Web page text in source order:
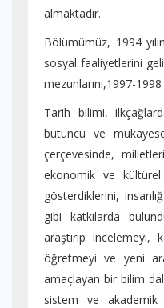
almaktadır.
Bölümümüz, 1994
sosyal faaliyetlerini
mezunlarını,1997-
Tarih bilimi,
bütüncü ve
çerçevesinde,
ekonomik ve
gösterdiklerini,
gibi katkılarda
araştırıp
öğretmeyi ve yeni
amaçlayan bir bilim
sistem ve